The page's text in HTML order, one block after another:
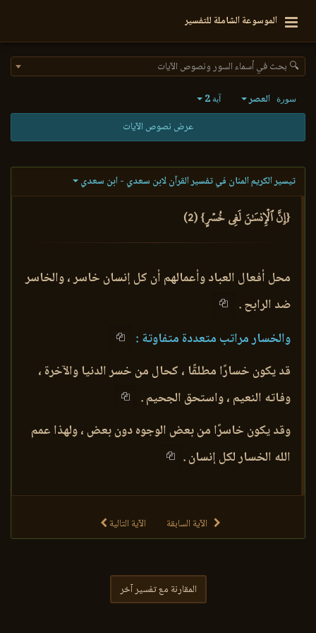
الموسوعة الشاملة للتفسير
🔍 بحث في أسماء السور ونصوص الآيات
سورة العصر آية 2
عرض نصوص الآيات
تيسير الكريم المنان في تفسير القرآن لابن سعدي - ابن سعدي
{إِنَّ ٱلۡإِنسَٰنَ لَفِي خُسۡرٍ} (2)
محل أفعال العباد وأعمالهم أن كل إنسان خاسر ، والخاسر
ضد الرابح .
والخسار مراتب متعددة متفاوتة :
قد يكون خسارًا مطلقًا ، كحال من خسر الدنيا والآخرة ،
وفاته النعيم ، واستحق الجحيم .
وقد يكون خاسرًا من بعض الوجوه دون بعض ، ولهذا عمم
الله الخسار لكل إنسان .
الآية السابقة الآية التالية
المقارنة مع تفسير آخر